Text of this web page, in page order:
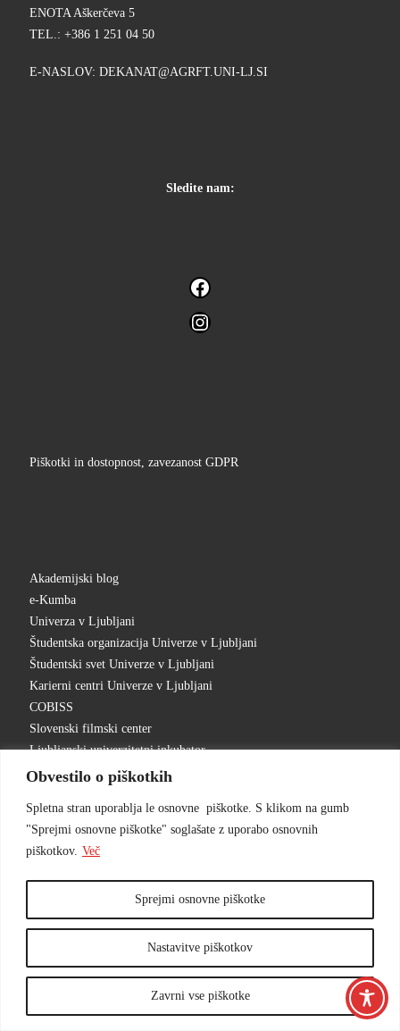
Obvestilo o piškotkih
Spletna stran uporablja le osnovne piškotke. S klikom na gumb
"Sprejmi osnovne piškotke" soglašate z uporabo osnovnih
piškotkov. Več
Nastavitve piškotkov
Zavrni vse piškotke
Sprejmi osnovne piškotke
ENOTA Aškerčeva 5
TEL.: +386 1 251 04 50
E-NASLOV: IS.JL
-INU.
TFRGA
@TANA
KED
Sledite nam:
Facebook
Instagram
Piškotki in dostopnost, zavezanost GDPR
Akademijski blog
e-Kumba
Univerza v Ljubljani
Študentska organizacija Univerze v Ljubljani
Študentski svet Univerze v Ljubljani
Karierni centri Univerze v Ljubljani
COBISS
Slovenski filmski center
Ljubljanski univerzitetni inkubator
AKADEMIJA ZA GLEDALIŠČE, RADIO, FILM IN
TELEVIZIJO– All rights reserved
– Designed with theCustomizr theme